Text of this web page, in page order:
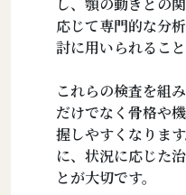
し、顎の動きとの
応じて専門的な分
討に用いられること
これらの検査を組
だけでなく骨格や
握しやすくなりま
に、状況に応じた
とが大切です。